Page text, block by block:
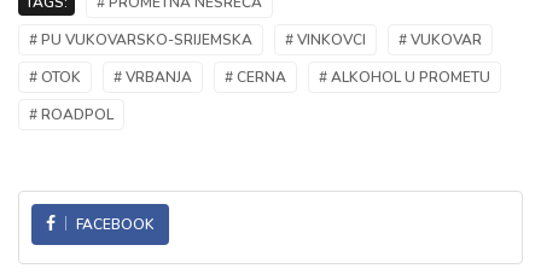
# PU VUKOVARSKO-SRIJEMSKA
# VINKOVCI
# VUKOVAR
# OTOK
# VRBANJA # CERNA
# ALKOHOL U PROMETU
# ROADPOL
FACEBOOK